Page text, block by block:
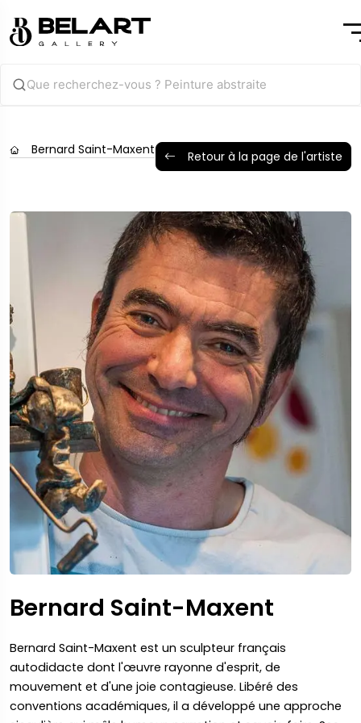
Bernard Saint-Maxent Retour à la page de l'artiste
Bernard Saint-Maxent
Bernard Saint-Maxent est un sculpteur français
autodidacte dont l'œuvre rayonne d'esprit, de
mouvement et d'une joie contagieuse. Libéré des
conventions académiques, il a développé une approche